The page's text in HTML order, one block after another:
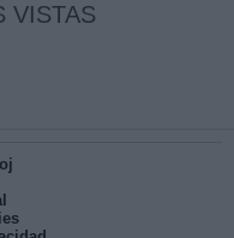
VISTAS